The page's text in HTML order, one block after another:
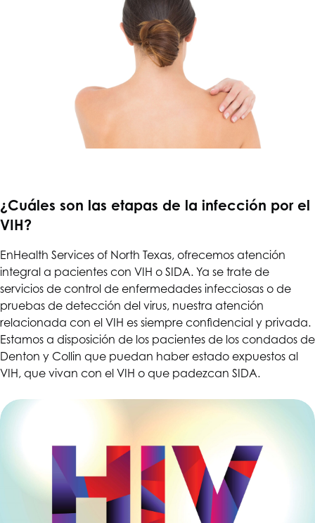
¿Cuáles son las etapas de la infección por el
VIH?
EnHealth Services of North Texas, ofrecemos atención
integral a pacientes con VIH o SIDA. Ya se trate de
servicios de control de enfermedades infecciosas o de
pruebas de detección del virus, nuestra atención
relacionada con el VIH es siempre confidencial y privada.
Estamos a disposición de los pacientes de los condados de
Denton y Collin que puedan haber estado expuestos al
VIH, que vivan con el VIH o que padezcan SIDA.